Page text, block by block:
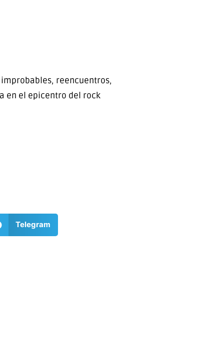
improbables, reencuentros,
en el epicentro del rock
Telegram